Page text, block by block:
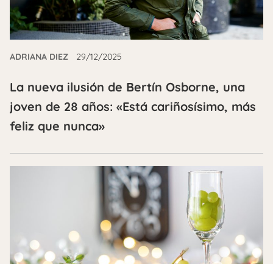
ADRIANA DIEZ 29/12/2025
La nueva ilusión de Bertín Osborne, una
joven de 28 años: «Está cariñosísimo, más
feliz que nunca»